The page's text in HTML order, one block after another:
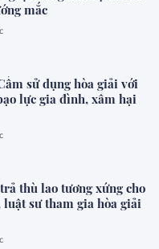
mắc
sử dụng hòa giải với
lực gia đình, xâm hại
thù lao tương xứng cho
luật sư tham gia hòa giải